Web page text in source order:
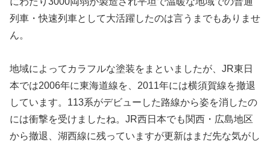
列車・快速列車として大活躍したのは言うまでもありませ
ん。
地域によってカラフルな塗装をまといましたが、JR東日
本では2006年に東海道線を、2011年には横須賀線を撤退
しています。113系がデビューした路線から姿を消したの
には衝撃を受けましたね。JR西日本でも関西・広島地区
から撤退、湖西線に残っていますが更新はまだ先な気がし